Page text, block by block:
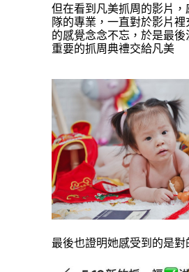
但在看到凡美抓周的影片
隊的專業，一直對於影片
的感覺念念不忘，於是最
重要的抓周典禮交給凡美
最後也證明她感受到的是對